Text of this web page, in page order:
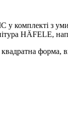
комплекті з
HÄFELE,
форма,